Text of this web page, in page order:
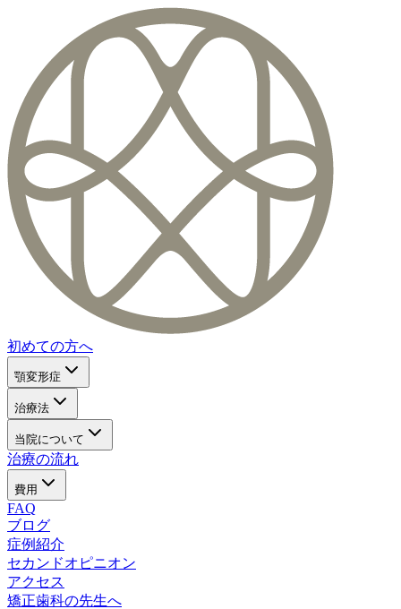
初めての方へ
顎変形症
治療法
当院について
治療の流れ
費用
FAQ
ブログ
症例紹介
セカンドオピニオン
アクセス
矯正歯科の先生へ